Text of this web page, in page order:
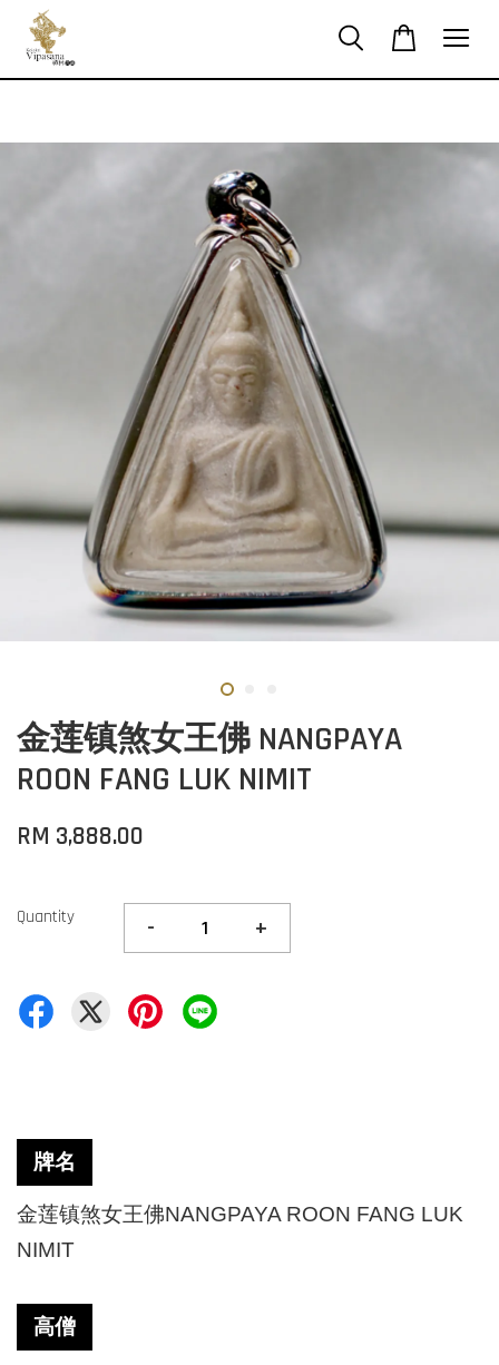
金莲镇煞女王佛 NANGPAYA
ROON FANG LUK NIMIT
RM 3,888.00
Quantity - +
牌名
金莲镇煞女王佛NANGPAYA ROON FANG LUK
NIMIT
高僧